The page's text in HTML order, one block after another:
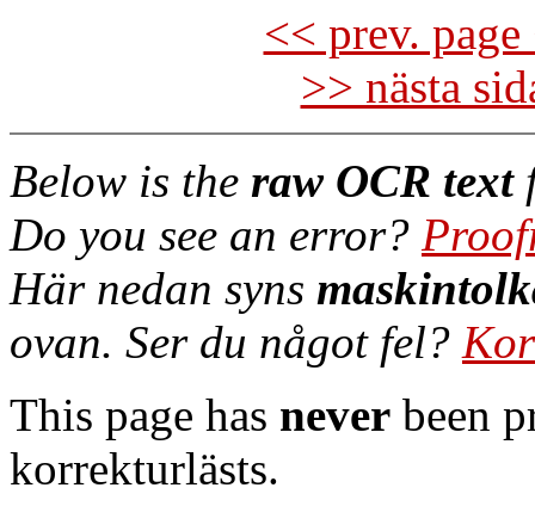
<< prev.
>> nästa
Below is the raw OCR text
Do you see an error?
Här nedan syns
ovan. Ser du något fel?
This page has never been
korrekturlästs.